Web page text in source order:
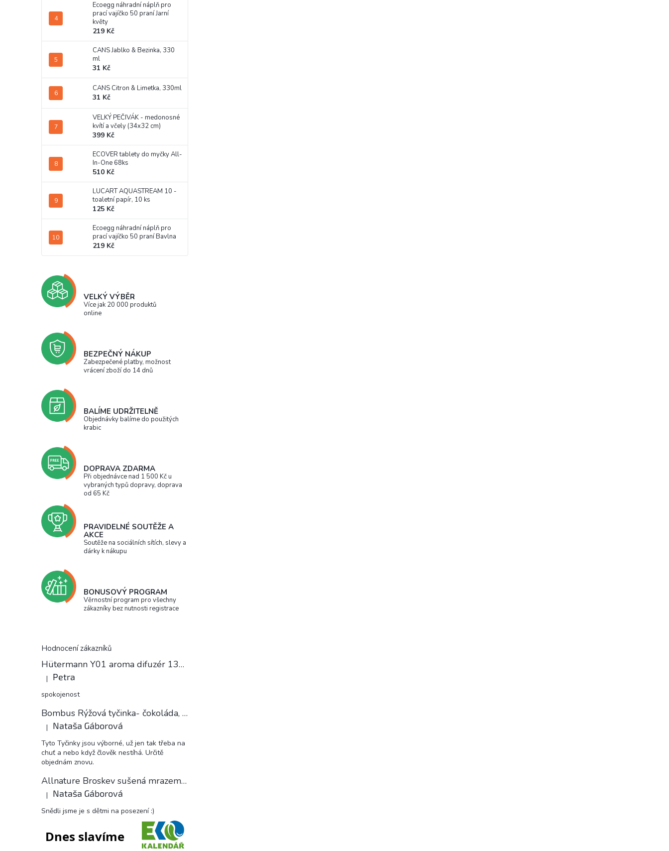
Ecoegg náhradní náplň pro
prací vajíčko 50 praní Jarní
květy
219 Kč
CANS Jablko & Bezinka, 330
ml
31 Kč
CANS Citron & Limetka, 330ml
31 Kč
VELKÝ PEČIVÁK - medonosné
kvítí a včely (34x32 cm)
399 Kč
ECOVER tablety do myčky All-
In-One 68ks
510 Kč
LUCART AQUASTREAM 10 -
toaletní papír, 10 ks
125 Kč
Ecoegg náhradní náplň pro
prací vajíčko 50 praní Bavlna
219 Kč
VELKÝ VÝBĚR
Více jak 20 000 produktů
online
BEZPEČNÝ NÁKUP
Zabezpečené platby, možnost
vrácení zboží do 14 dnů
BALÍME UDRŽITELNĚ
Objednávky balíme do použitých
krabic
DOPRAVA ZDARMA
Při objednávce nad 1 500 Kč u
vybraných typů dopravy, doprava
od 65 Kč
PRAVIDELNÉ SOUTĚŽE A
AKCE
Soutěže na sociálních sítích, slevy a
dárky k nákupu
BONUSOVÝ PROGRAM
Věrnostní program pro všechny
zákazníky bez nutnosti registrace
Hodnocení zákazníků
Hütermann Y01 aroma difuzér 130ml světlé dřevo - ultrazvukový, USB.
Hodnocení produktu je 5 z 5 hvězdiček.
| Petra
spokojenost
Bombus Rýžová tyčinka- čokoláda, 18 g
Hodnocení produktu je 5 z 5 hvězdiček.
| Nataša Gáborová
Tyto Tyčinky jsou výborné, už jen tak třeba na
chuť a nebo když člověk nestíhá. Určitě
objednám znovu.
Allnature Broskev sušená mrazem plátky, 15 g
Hodnocení produktu je 5 z 5 hvězdiček.
| Nataša Gáborová
Snědli jsme je s dětmi na posezení :)